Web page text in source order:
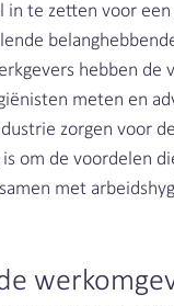
in te zetten voor
hebben de
meten en
zorgen voor
om de voordelen
met